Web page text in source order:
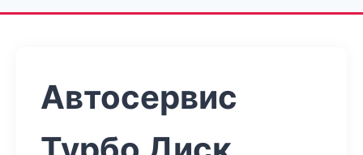
Автосервис